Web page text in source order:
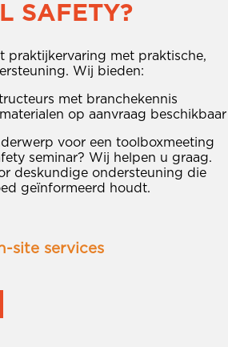
SAFETY?
praktijkervaring met praktische,
Wij bieden:
met branchekennis
op aanvraag beschikbaar
voor een toolboxmeeting
seminar? Wij helpen u graag.
deskundige ondersteuning die
geïnformeerd houdt.
site services